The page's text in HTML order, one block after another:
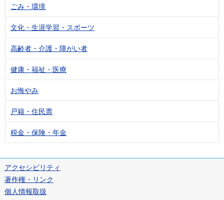
ごみ・環境
文化・生涯学習・スポーツ
高齢者・介護・障がい者
健康・福祉・医療
お悔やみ
戸籍・住民票
税金・保険・年金
アクセシビリティ
著作権・リンク
個人情報取扱